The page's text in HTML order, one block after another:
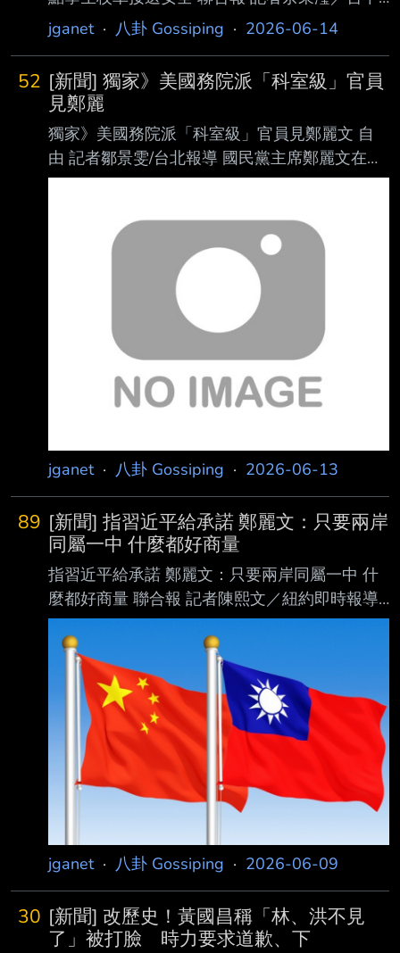
即時報導 中部一名感染人類免疫缺乏病毒（Ｈ
及性侵 9名女性，其中6人為未成年，最年輕僅
15歲，時間橫跨將近4年。民進黨台中市議會黨
團總 召周永鴻表示，只要有成年人因工作長期
接觸學生，從校車、娃娃車、補習班接送到特教
交 通服務，都可能形成兒少保護的灰色地帶，
才補破網。 周永鴻指出，台中有大量校車、幼
兒園娃娃車、補習班接送車與特教接送服
jganet· 八卦 Gossiping · 2026-06-14
52 [新聞] 獨家》美國務院派「科室級」官員
見鄭麗
獨家》美國務院派「科室級」官員見鄭麗文 自
由 記者鄒景雯/台北報導 國民黨主席鄭麗文在華
府時間12日下午，在美國在台協會AIT華府總
息透露，國務院派出的層級十分罕見，居然是
「科室」（Desk Offic er）層級的官員，較慣例
連降了三級。 美國國務院的科層組織，由上而
下可以分為：國務卿（Secretary of State）、次
卿 （Und er Secretary）、助理國務卿
（Assistant Secretary）、副助理國務卿
（Deputy Assis
jganet· 八卦 Gossiping · 2026-06-13
89 [新聞] 指習近平給承諾 鄭麗文：只要兩岸
同屬一中 什麼都好商量
指習近平給承諾 鄭麗文：只要兩岸同屬一中 什
麼都好商量 聯合報 記者陳熙文／紐約即時報導
國民黨主席鄭麗文8日出席亞洲協會（Asia
Society）座談會發表談話，鄭麗文稱台獨運動
的敘事是反中，並認為，中國不是台灣進步的障
礙；鄭麗文說，台灣的存在不會挑戰共產黨 的
正當性，並稱中國國家主席習近平在會面時承
諾，只要兩岸同屬一中，什麼事都好商量。 鄭
麗文說，她曾經相信台獨是台灣的出路，不過她
發現民進黨只是把台獨當作「政治便利貼 」，
有需要的時候拿出來用，沒有需要的時候就丟到
垃圾桶；鄭麗文也說，她對民進黨當年
jganet· 八卦 Gossiping · 2026-06-09
30 [新聞] 改歷史！黃國昌稱「林、洪不見
了」被打臉 時力要求道歉、下